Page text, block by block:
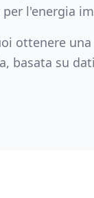
l'energia
ottenere
, basata su